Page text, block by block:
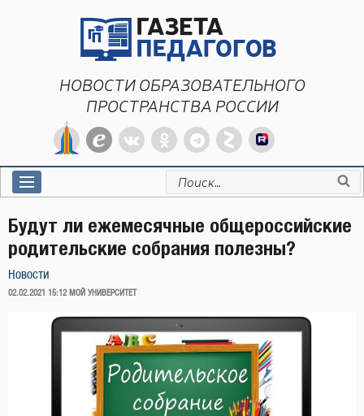
НОВОСТИ ОБРАЗОВАТЕЛЬНОГО
ПРОСТРАНСТВА РОССИИ
Искать:
Будут ли ежемесячные общероссийские
родительские собрания полезны?
Новости
ОПУБЛИКОВАНО
02.02.2021 15:12 МОЙ УНИВЕРСИТЕТ